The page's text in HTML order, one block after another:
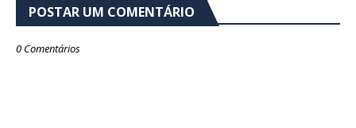
POSTAR UM COMENTÁRIO
0 Comentários